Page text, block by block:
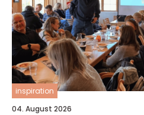
inspiration
04. August 2026